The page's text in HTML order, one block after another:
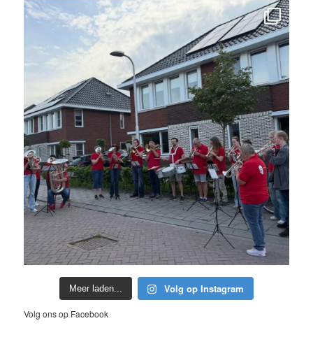
Meer laden... Volg op Instagram
Volg ons op Facebook